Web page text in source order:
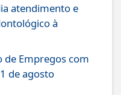
atendimento e
à
Empregos com
de agosto